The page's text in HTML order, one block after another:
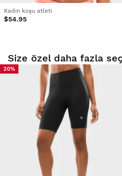
Kadın koşu atleti
$54.95
Size özel daha fazla
20%